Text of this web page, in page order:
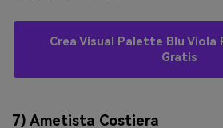
Crea Visual Palette Blu Viola
Gratis
7) Ametista Costiera